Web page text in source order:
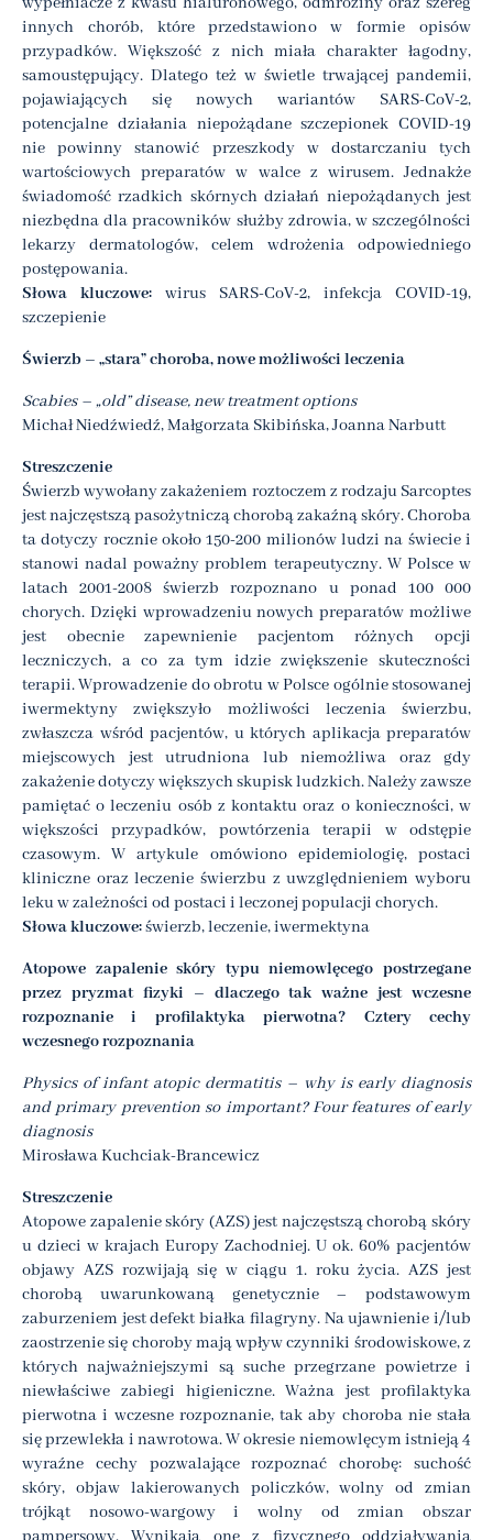
innych chorób, które przedstawiono w formie opisów
przypadków. Większość z nich miała charakter łagodny,
samoustępujący. Dlatego też w świetle trwającej pandemii,
pojawiających się nowych wariantów SARS-CoV-2,
potencjalne działania niepożądane szczepionek COVID-19
nie powinny stanowić przeszkody w dostarczaniu tych
wartościowych preparatów w walce z wirusem. Jednakże
świadomość rzadkich skórnych działań niepożądanych jest
niezbędna dla pracowników służby zdrowia, w szczególności
lekarzy dermatologów, celem wdrożenia odpowiedniego
postępowania.
Słowa kluczowe: wirus SARS-CoV-2, infekcja COVID-19,
szczepienie
Świerzb – „stara” choroba, nowe możliwości leczenia
Scabies – „old” disease, new treatment options
Michał Niedźwiedź, Małgorzata Skibińska, Joanna Narbutt
Streszczenie
Świerzb wywołany zakażeniem roztoczem z rodzaju Sarcoptes
jest najczęstszą pasożytniczą chorobą zakaźną skóry. Choroba
ta dotyczy rocznie około 150-200 milionów ludzi na świecie i
stanowi nadal poważny problem terapeutyczny. W Polsce w
latach 2001-2008 świerzb rozpoznano u ponad 100 000
chorych. Dzięki wprowadzeniu nowych preparatów możliwe
jest obecnie zapewnienie pacjentom różnych opcji
leczniczych, a co za tym idzie zwiększenie skuteczności
terapii. Wprowadzenie do obrotu w Polsce ogólnie stosowanej
iwermektyny zwiększyło możliwości leczenia świerzbu,
zwłaszcza wśród pacjentów, u których aplikacja preparatów
miejscowych jest utrudniona lub niemożliwa oraz gdy
zakażenie dotyczy większych skupisk ludzkich. Należy zawsze
pamiętać o leczeniu osób z kontaktu oraz o konieczności, w
większości przypadków, powtórzenia terapii w odstępie
czasowym. W artykule omówiono epidemiologię, postaci
kliniczne oraz leczenie świerzbu z uwzględnieniem wyboru
leku w zależności od postaci i leczonej populacji chorych.
Słowa kluczowe:świerzb, leczenie, iwermektyna
Atopowe zapalenie skóry typu niemowlęcego postrzegane
przez pryzmat fizyki – dlaczego tak ważne jest wczesne
rozpoznanie i profilaktyka pierwotna? Cztery cechy
wczesnego rozpoznania
Physics of infant atopic dermatitis – why is early diagnosis
and primary prevention so important? Four features of early
diagnosis
Mirosława Kuchciak-Brancewicz
Streszczenie
Atopowe zapalenie skóry (AZS) jest najczęstszą chorobą skóry
u dzieci w krajach Europy Zachodniej. U ok. 60% pacjentów
objawy AZS rozwijają się w ciągu 1. roku życia. AZS jest
chorobą uwarunkowaną genetycznie – podstawowym
zaburzeniem jest defekt białka filagryny. Na ujawnienie i/lub
zaostrzenie się choroby mają wpływ czynniki środowiskowe, z
których najważniejszymi są suche przegrzane powietrze i
niewłaściwe zabiegi higieniczne. Ważna jest profilaktyka
pierwotna i wczesne rozpoznanie, tak aby choroba nie stała
się przewlekła i nawrotowa. W okresie niemowlęcym istnieją 4
wyraźne cechy pozwalające rozpoznać chorobę: suchość
skóry, objaw lakierowanych policzków, wolny od zmian
trójkąt nosowo-wargowy i wolny od zmian obszar